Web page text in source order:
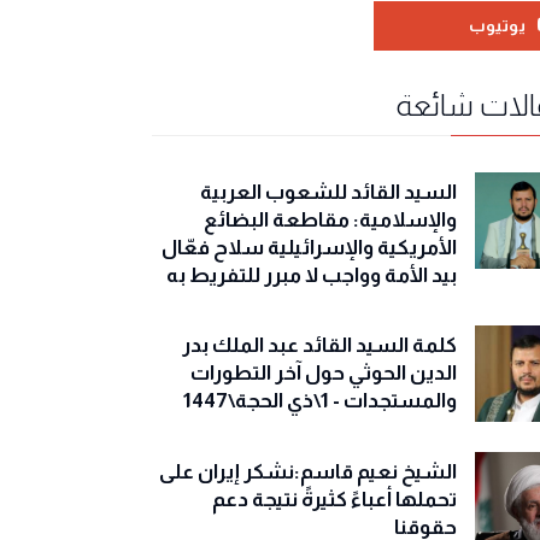
يوتيوب
شائعة
السيد القائد للشعوب العربية
والإسلامية: مقاطعة البضائع
الأمريكية والإسرائيلية سلاح فعّال
بيد الأمة وواجب لا مبرر للتفريط به
كلمة السيد القائد عبد الملك بدر
الدين الحوثي حول آخر التطورات
والمستجدات - 1\ذي الحجة\1447
الشيخ نعيم قاسم:نشكر إيران على
تحملها أعباءً كثيرةً نتيجة دعم
حقوقنا